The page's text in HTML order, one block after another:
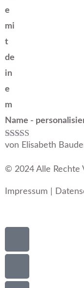
e
mi
t
de
in
e
m
Name -
Bewertet mit
von Elisabeth
© 2024 Alle Rechte
Impressum